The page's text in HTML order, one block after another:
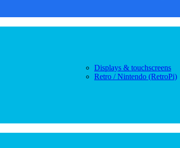
Displays & touchscreens
Retro / Nintendo (RetroPi)